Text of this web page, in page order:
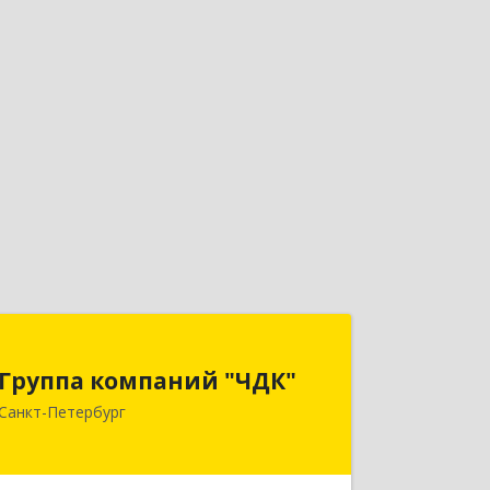
Группа компаний "ЧДК"
Петербург
191119, Санкт-Петербург г, вн.тер.г.
муниципальный округ Владимирский
литера А, пом.5-Н